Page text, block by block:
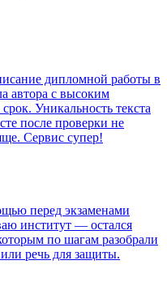
дипломной работы в
автора с высоким
Уникальность текста
после проверки не
Сервис супер!
перед экзаменами
институт — остался
по шагам разобрали
речь для защиты.